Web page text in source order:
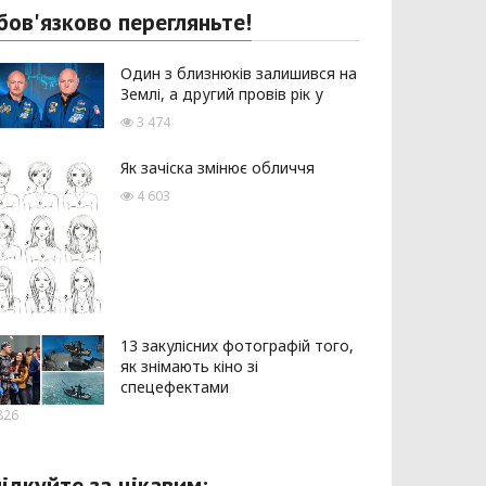
перегляньте!
Один з близнюків залишився на
Землі, а другий провів рік у
3 474
Як зачіска змінює обличчя
4 603
13 закулісних фотографій того,
як знімають кіно зі
спецефектами